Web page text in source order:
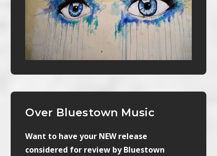
Over Bluestown Music
Want to have your NEW release
considered for review by Bluestown